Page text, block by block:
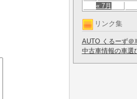
« 7月
リンク集
AUTO くるーず＠
中古車情報の車選